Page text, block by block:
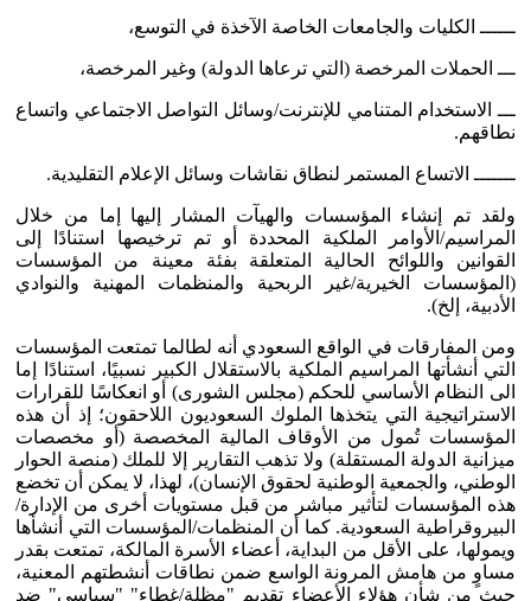
ــــــ الكليات والجامعات الخاصة الآخذة في التوسع،
ـــ الحملات المرخصة (التي ترعاها الدولة) وغير المرخصة،
ـــ الاستخدام المتنامي للإنترنت/وسائل التواصل الاجتماعي واتساع
نطاقهم.
ـــــــ الاتساع المستمر لنطاق نقاشات وسائل الإعلام التقليدية.
ولقد تم إنشاء المؤسسات والهيآت المشار إليها إما من خلال
المراسيم/الأوامر الملكية المحددة أو تم ترخيصها استنادًا إلى
القوانين واللوائح الحالية المتعلقة بفئة معينة من المؤسسات
(المؤسسات الخيرية/غير الربحية والمنظمات المهنية والنوادي
الأدبية، إلخ).
ومن المفارقات في الواقع السعودي أنه لطالما تمتعت المؤسسات
التي أنشأتها المراسيم الملكية بالاستقلال الكبير نسبيًا، استنادًا إما
الى النظام الأساسي للحكم (مجلس الشورى) أو انعكاسًا للقرارات
الاستراتيجية التي يتخذها الملوك السعوديون اللاحقون؛ إذ أن هذه
المؤسسات تُمول من الأوقاف المالية المخصصة (أو مخصصات
ميزانية الدولة المستقلة) ولا تذهب التقارير إلا للملك (منصة الحوار
الوطني، والجمعية الوطنية لحقوق الإنسان)، لهذا، لا يمكن أن تخضع
هذه المؤسسات لتأثير مباشر من قبل مستويات أخرى من الإدارة/
البيروقراطية السعودية. كما أن المنظمات/المؤسسات التي أنشأها
ويمولها، على الأقل من البداية، أعضاء الأسرة المالكة، تمتعت بقدر
مساوٍ من هامش المرونة الواسع ضمن نطاقات أنشطتهم المعنية،
حيث من شأن هؤلاء الأعضاء تقديم "مظلة/غطاء" "سياسي" ضد